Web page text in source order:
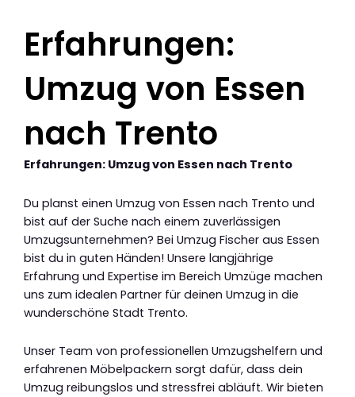
Erfahrungen:
Umzug von Essen
nach Trento
Erfahrungen: Umzug von Essen nach Trento
Du planst einen Umzug von Essen nach Trento und
bist auf der Suche nach einem zuverlässigen
Umzugsunternehmen? Bei Umzug Fischer aus Essen
bist du in guten Händen! Unsere langjährige
Erfahrung und Expertise im Bereich Umzüge machen
uns zum idealen Partner für deinen Umzug in die
wunderschöne Stadt Trento.
Unser Team von professionellen Umzugshelfern und
erfahrenen Möbelpackern sorgt dafür, dass dein
Umzug reibungslos und stressfrei abläuft. Wir bieten